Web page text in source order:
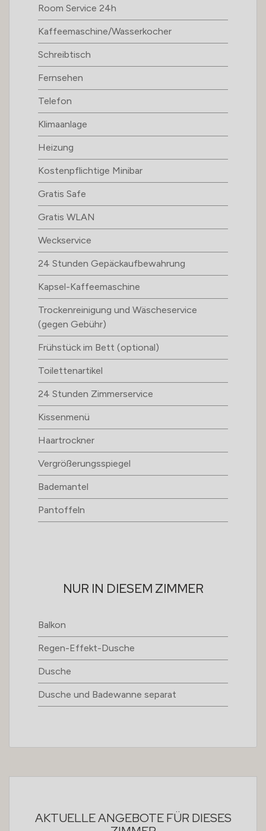
Room Service 24h
Kaffeemaschine/Wasserkocher
Schreibtisch
Fernsehen
Telefon
Klimaanlage
Heizung
Kostenpflichtige Minibar
Gratis Safe
Gratis WLAN
Weckservice
24 Stunden Gepäckaufbewahrung
Kapsel-Kaffeemaschine
Trockenreinigung und Wäscheservice
(gegen Gebühr)
Frühstück im Bett (optional)
Toilettenartikel
24 Stunden Zimmerservice
Kissenmenü
Haartrockner
Vergrößerungsspiegel
Bademantel
Pantoffeln
NUR IN DIESEM ZIMMER
Balkon
Regen-Effekt-Dusche
Dusche
Dusche und Badewanne separat
AKTUELLE ANGEBOTE FÜR DIESES